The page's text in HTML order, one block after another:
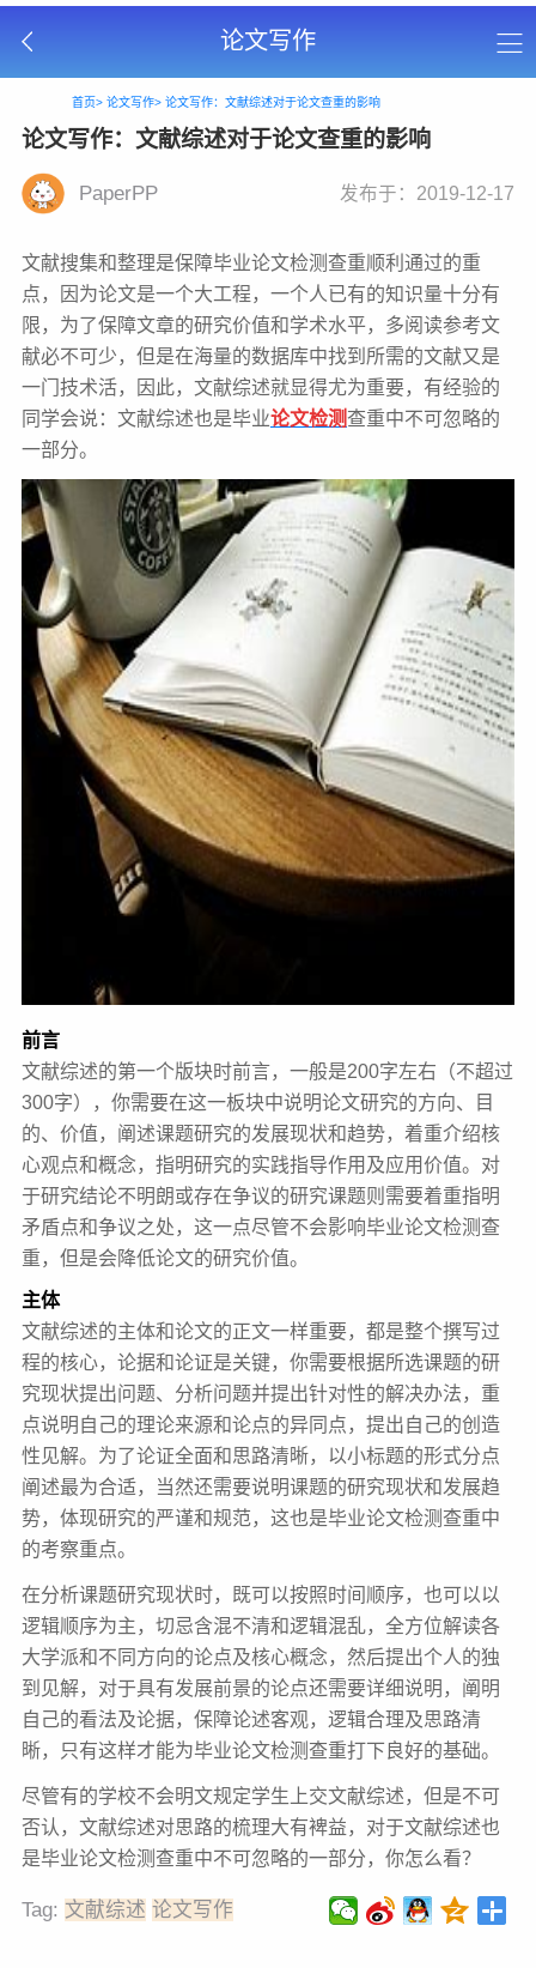
论文写作
首页> 论文写作> 论文写作：文献综述对于论文查重的影响
论文写作：文献综述对于论文查重的影响
PaperPP 发布于：2019-12-17
文献搜集和整理是保障毕业论文检测查重顺利通过的重
点，因为论文是一个大工程，一个人已有的知识量十分有
限，为了保障文章的研究价值和学术水平，多阅读参考文
献必不可少，但是在海量的数据库中找到所需的文献又是
一门技术活，因此，文献综述就显得尤为重要，有经验的
同学会说：文献综述也是毕业论文检测查重中不可忽略的
一部分。
前言
文献综述的第一个版块时前言，一般是200字左右（不超过
300字），你需要在这一板块中说明论文研究的方向、目
的、价值，阐述课题研究的发展现状和趋势，着重介绍核
心观点和概念，指明研究的实践指导作用及应用价值。对
于研究结论不明朗或存在争议的研究课题则需要着重指明
矛盾点和争议之处，这一点尽管不会影响毕业论文检测查
重，但是会降低论文的研究价值。
主体
文献综述的主体和论文的正文一样重要，都是整个撰写过
程的核心，论据和论证是关键，你需要根据所选课题的研
究现状提出问题、分析问题并提出针对性的解决办法，重
点说明自己的理论来源和论点的异同点，提出自己的创造
性见解。为了论证全面和思路清晰，以小标题的形式分点
阐述最为合适，当然还需要说明课题的研究现状和发展趋
势，体现研究的严谨和规范，这也是毕业论文检测查重中
的考察重点。
在分析课题研究现状时，既可以按照时间顺序，也可以以
逻辑顺序为主，切忌含混不清和逻辑混乱，全方位解读各
大学派和不同方向的论点及核心概念，然后提出个人的独
到见解，对于具有发展前景的论点还需要详细说明，阐明
自己的看法及论据，保障论述客观，逻辑合理及思路清
晰，只有这样才能为毕业论文检测查重打下良好的基础。
尽管有的学校不会明文规定学生上交文献综述，但是不可
否认，文献综述对思路的梳理大有裨益，对于文献综述也
是毕业论文检测查重中不可忽略的一部分，你怎么看？
Tag: 文献综述 论文写作